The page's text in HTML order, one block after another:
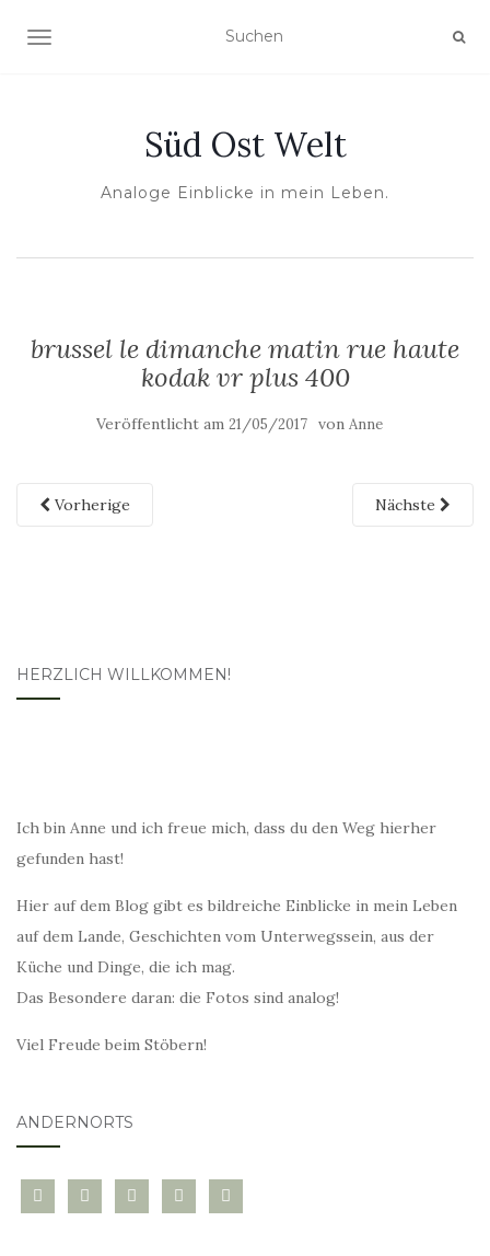
NAVIGATION UMSCHALTEN
Süd Ost Welt
Analoge Einblicke in mein Leben.
brussel le dimanche matin rue haute
kodak vr plus 400
Veröffentlicht am 21/05/2017 von Anne
Vorherige Nächste
HERZLICH WILLKOMMEN!
Ich bin Anne und ich freue mich, dass du den Weg hierher
gefunden hast!
Hier auf dem Blog gibt es bildreiche Einblicke in mein Leben
auf dem Lande, Geschichten vom Unterwegssein, aus der
Küche und Dinge, die ich mag.
Das Besondere daran: die Fotos sind analog!
Viel Freude beim Stöbern!
ANDERNORTS
bloglovininstagramtwitter pinterest
mail